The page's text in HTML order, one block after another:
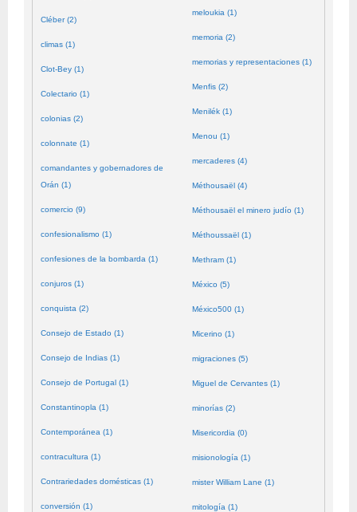
Cléber (2)
climas (1)
Clot-Bey (1)
Colectario (1)
colonias (2)
colonnate (1)
comandantes y gobernadores de
Orán (1)
comercio (9)
confesionalismo (1)
confesiones de la bombarda (1)
conjuros (1)
conquista (2)
Consejo de Estado (1)
Consejo de Indias (1)
Consejo de Portugal (1)
Constantinopla (1)
Contemporánea (1)
contracultura (1)
Contrariedades domésticas (1)
conversión (1)
meloukia (1)
memoria (2)
memorias y representaciones (1)
Menfis (2)
Menilék (1)
Menou (1)
mercaderes (4)
Méthousaël (4)
Méthousaël el minero judío (1)
Méthoussaël (1)
Methram (1)
México (5)
México500 (1)
Micerino (1)
migraciones (5)
Miguel de Cervantes (1)
minorías (2)
Misericordia (0)
misionología (1)
mister William Lane (1)
mitología (1)